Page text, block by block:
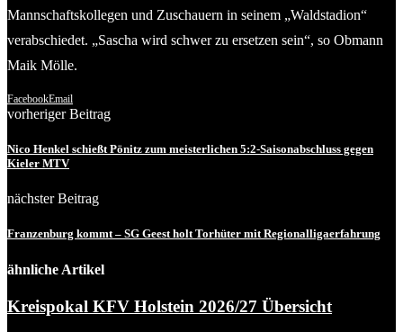
Mannschaftskollegen und Zuschauern in seinem „Waldstadion“
verabschiedet. „Sascha wird schwer zu ersetzen sein“, so Obmann
Maik Mölle.
FacebookEmail
vorheriger Beitrag
Nico Henkel schießt Pönitz zum meisterlichen 5:2-Saisonabschluss gegen
Kieler MTV
nächster Beitrag
Franzenburg kommt – SG Geest holt Torhüter mit Regionalligaerfahrung
ähnliche Artikel
Kreispokal KFV Holstein 2026/27 Übersicht